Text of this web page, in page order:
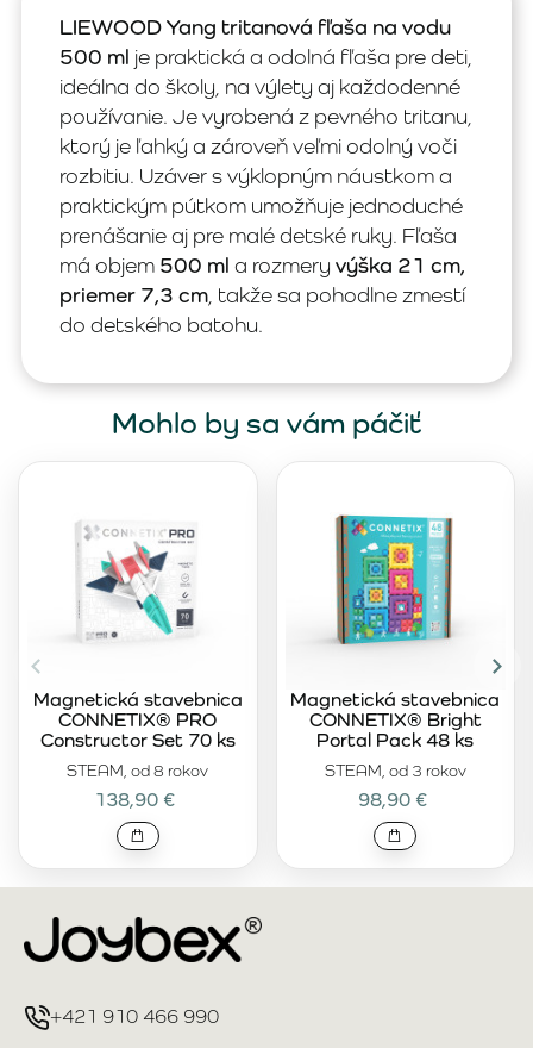
LIEWOOD Yang tritanová fľaša na vodu
500 ml je praktická a odolná fľaša pre deti,
ideálna do školy, na výlety aj každodenné
používanie. Je vyrobená z pevného tritanu,
ktorý je ľahký a zároveň veľmi odolný voči
rozbitiu. Uzáver s výklopným náustkom a
praktickým pútkom umožňuje jednoduché
prenášanie aj pre malé detské ruky. Fľaša
má objem 500 ml a rozmery výška 21 cm,
priemer 7,3 cm , takže sa pohodlne zmestí
do detského batohu.
Mohlo by sa vám páčiť
STEAM, od 8 rokov
Magnetická stavebnica
CONNETIX® PRO
Constructor Set 70 ks
138,90 €
STEAM, od 3 rokov
Magnetická stavebnica
CONNETIX® Bright
Portal Pack 48 ks
98,90 €
+421 910 466 990